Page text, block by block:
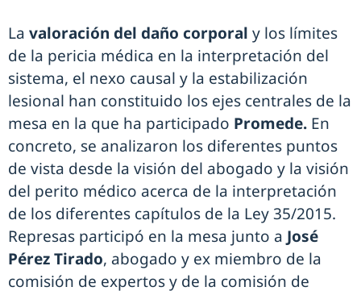
La valoración del daño corporal y los límites
de la pericia médica en la interpretación del
sistema, el nexo causal y la estabilización
lesional han constituido los ejes centrales de la
mesa en la que ha participado Promede. En
concreto, se analizaron los diferentes puntos
de vista desde la visión del abogado y la visión
del perito médico acerca de la interpretación
de los diferentes capítulos de la Ley 35/2015.
Represas participó en la mesa junto a José
Pérez Tirado, abogado y ex miembro de la
comisión de expertos y de la comisión de